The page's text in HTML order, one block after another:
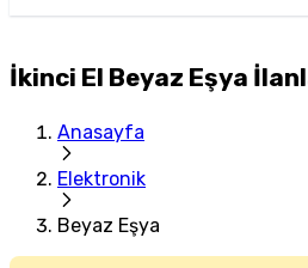
İkinci El Beyaz Eşya
Anasayfa
Elektronik
Beyaz Eşya